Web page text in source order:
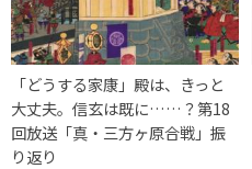
「どうする家康」殿は、きっと
大丈夫。信玄は既に……？第18
回放送「真・三方ヶ原合戦」振
り返り